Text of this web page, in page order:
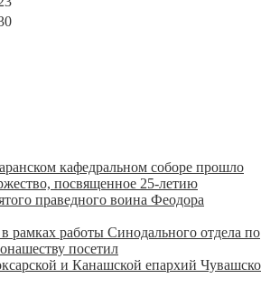
кафедральном соборе прошло
посвященное 25-летию
праведного воина Феодора